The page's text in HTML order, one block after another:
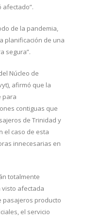
de la pandemia,
planificación de una
segura”.
Núcleo de
afirmó que la
para
contiguas que
de Trinidad y
el caso de esta
innecesarias en
totalmente
visto afectada
pasajeros producto
el servicio